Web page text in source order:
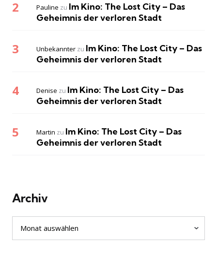
Pauline zu Im Kino: The Lost City – Das
Geheimnis der verloren Stadt
Unbekannter zu Im Kino: The Lost City – Das
Geheimnis der verloren Stadt
Denise zu Im Kino: The Lost City – Das
Geheimnis der verloren Stadt
Martin zu Im Kino: The Lost City – Das
Geheimnis der verloren Stadt
Archiv
Archiv